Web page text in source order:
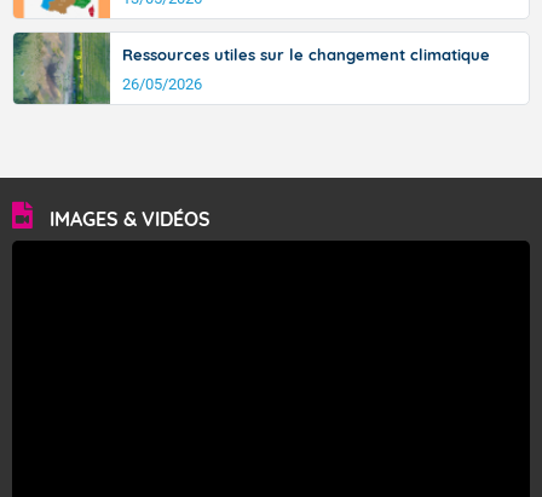
Ressources utiles sur le changement climatique
26/05/2026
IMAGES & VIDÉOS